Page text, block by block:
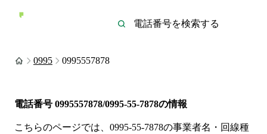
0995 0995557878
電話番号 0995557878/0995-55-7878の情報
こちらのページでは、 0995-55-7878の事業者名・回線種